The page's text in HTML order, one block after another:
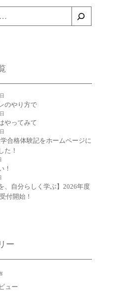
のやり方で
やってみて
合格体験記をホームページに
た！
！
、自分らしく学ぶ】2026年度
付開始！
ー
ュー